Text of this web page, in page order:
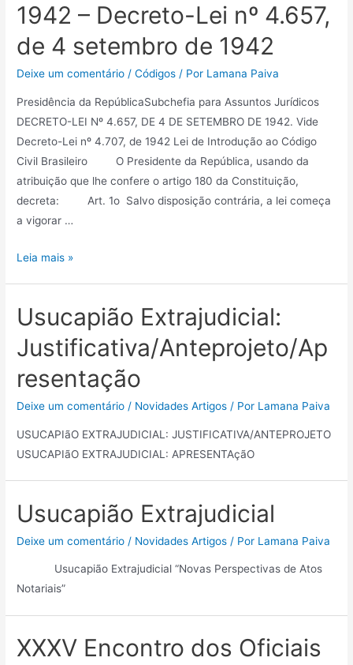
1942 – Decreto-Lei nº 4.657,
de 4 setembro de 1942
Deixe um comentário /Códigos / Por Lamana Paiva
Presidência da RepúblicaSubchefia para Assuntos Jurídicos
DECRETO-LEI Nº 4.657, DE 4 DE SETEMBRO DE 1942. Vide
Decreto-Lei nº 4.707, de 1942 Lei de Introdução ao Código
Civil Brasileiro O Presidente da República, usando da
atribuição que lhe confere o artigo 180 da Constituição,
decreta: Art. 1o Salvo disposição contrária, a lei começa
a vigorar …
Leia mais »
Usucapião Extrajudicial:
Justificativa/Anteprojeto/Ap
resentação
Deixe um comentário / Novidades Artigos / Por Lamana Paiva
USUCAPIãO EXTRAJUDICIAL: JUSTIFICATIVA/ANTEPROJETO
USUCAPIãO EXTRAJUDICIAL: APRESENTAçãO
Usucapião Extrajudicial
Deixe um comentário / Novidades Artigos / Por Lamana Paiva
Usucapião Extrajudicial “Novas Perspectivas de Atos
Notariais”
XXXV Encontro dos Oficiais